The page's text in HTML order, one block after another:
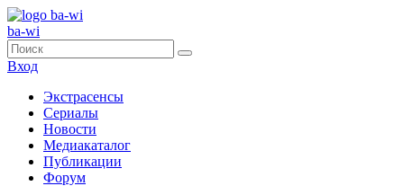
ba-wi
Вход
Экстрасенсы
Сериалы
Новости
Медиакаталог
Публикации
Форум